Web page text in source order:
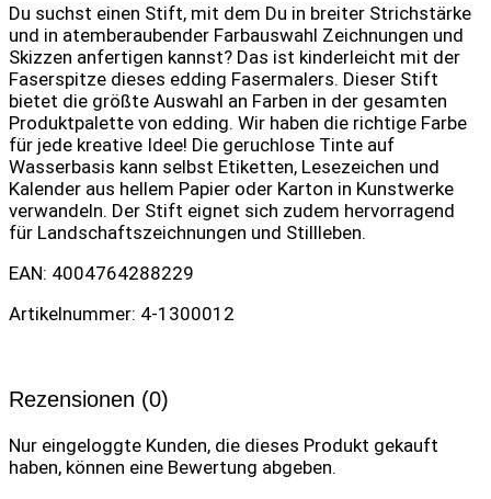
Du suchst einen Stift, mit dem Du in breiter Strichstärke
und in atemberaubender Farbauswahl Zeichnungen und
Skizzen anfertigen kannst? Das ist kinderleicht mit der
Faserspitze dieses edding Fasermalers. Dieser Stift
bietet die größte Auswahl an Farben in der gesamten
Produktpalette von edding. Wir haben die richtige Farbe
für jede kreative Idee! Die geruchlose Tinte auf
Wasserbasis kann selbst Etiketten, Lesezeichen und
Kalender aus hellem Papier oder Karton in Kunstwerke
verwandeln. Der Stift eignet sich zudem hervorragend
für Landschaftszeichnungen und Stillleben.
EAN: 4004764288229
Artikelnummer: 4-1300012
Rezensionen (0)
Nur eingeloggte Kunden, die dieses Produkt gekauft
haben, können eine Bewertung abgeben.